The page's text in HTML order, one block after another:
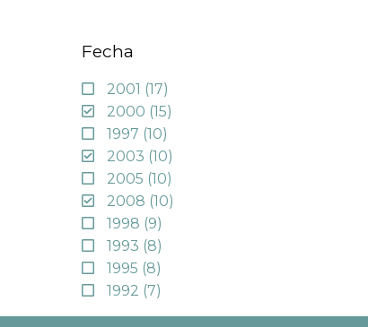
Fecha
2001 (17)
2000 (15)
1997 (10)
2003 (10)
2005 (10)
2008 (10)
1998 (9)
1993 (8)
1995 (8)
1992 (7)